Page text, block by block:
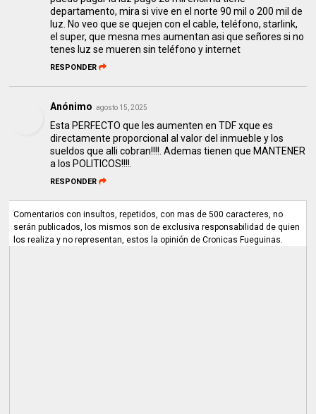
departamento, mira si vive en el norte 90 mil o 200 mil de
luz. No veo que se quejen con el cable, teléfono, starlink,
el super, que mesna mes aumentan asi que señores si no
tenes luz se mueren sin teléfono y internet
RESPONDER
Anónimo agosto 15, 2025
Esta PERFECTO que les aumenten en TDF xque es
directamente proporcional al valor del inmueble y los
sueldos que alli cobran!!!!. Ademas tienen que MANTENER
a los POLITICOS!!!!.
RESPONDER
Comentarios con insultos, repetidos, con mas de 500 caracteres, no
serán publicados, los mismos son de exclusiva responsabilidad de quien
los realiza y no representan, estos la opinión de Cronicas Fueguinas.